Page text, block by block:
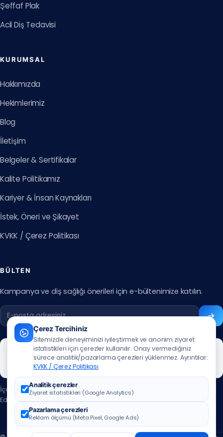
Şeffaf Plak
Acil Diş Tedavisi
KURUMSAL
Hakkımızda
Hekimlerimiz
Blog
İletişim
Belgeler & Sertifikalar
Kalite Politikamız
Kariyer & İnsan Kaynakları
İstek, Öneri ve Şikayet
KVKK / Çerez Politikası
BÜLTEN
Kampanya ve diş sağlığı önerileri için e-bültenimize katılın.
İçerik güncelleme tarihi:07.07.2026
Editör:
Çerez Tercihiniz
Sitemizde deneyiminizi iyileştirmek ve anonim ziyaret
istatistikleri için çerezler kullanılır. Onay vermediğiniz
sürece analitik/pazarlama çerezleri yüklenmez. Ayrıntılar:
KVKK / Çerez Politikası
Analitik çerezler
Ziyaret istatistikleri (Google Analytics)
Pazarlama çerezleri
Reklam ölçümü (Meta Pixel, Google Ads)